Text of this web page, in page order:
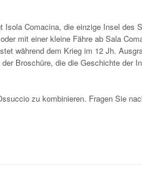
Isola Comacina, die einzige Insel des
mit einer kleine Fähre ab Sala
während dem Krieg im 12 Jh.
Broschüre, die die Geschichte der
zu kombinieren. Fragen Sie